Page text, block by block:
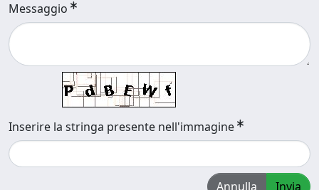
Messaggio
Inserire la stringa presente nell'immagine
Annulla Invia